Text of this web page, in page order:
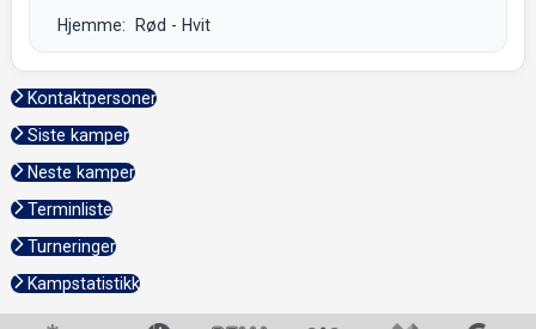
Hjemme: Rød - Hvit
Kontaktpersoner
Siste kamper
Neste kamper
Terminliste
Turneringer
Kampstatistikk